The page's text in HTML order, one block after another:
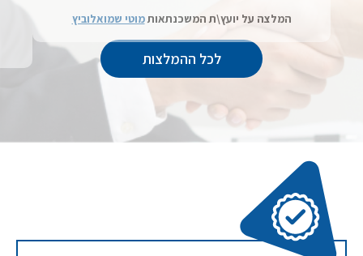
לכל ההמלצות
המלצה על יועץ\ת המשכנתאותמוטי שמואלוביץ